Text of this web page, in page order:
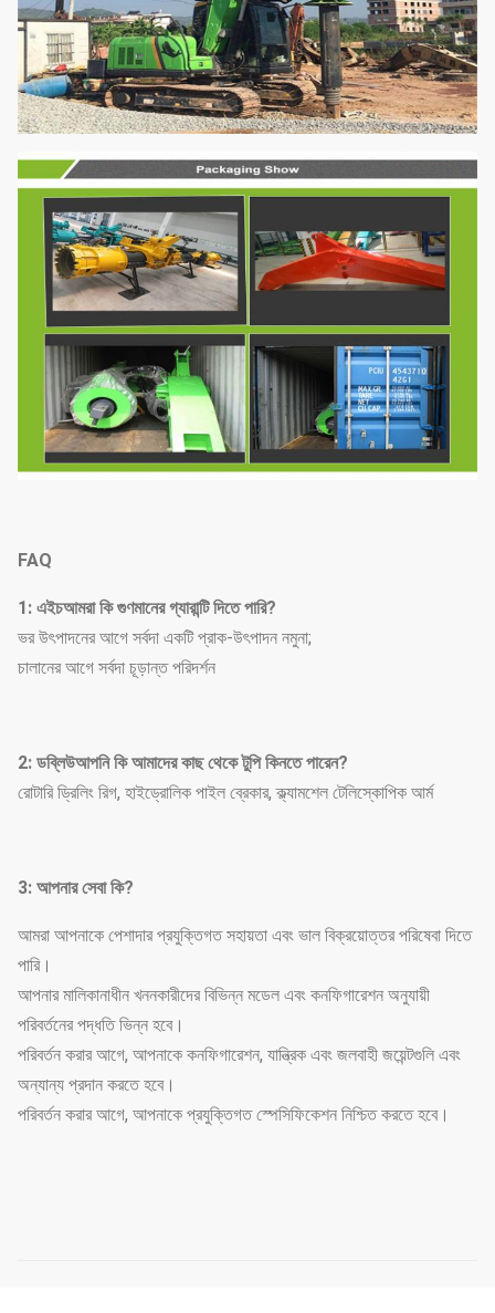
FAQ
1: এইচআমরা কি গুণমানের গ্যারান্টি দিতে পারি?
ভর উৎপাদনের আগে সর্বদা একটি প্রাক-উৎপাদন নমুনা;
চালানের আগে সর্বদা চূড়ান্ত পরিদর্শন
2: ডব্লিউআপনি কি আমাদের কাছ থেকে টুপি কিনতে পারেন?
রোটারি ড্রিলিং রিগ, হাইড্রোলিক পাইল ব্রেকার, ক্ল্যামশেল টেলিস্কোপিক আর্ম
3: আপনার সেবা কি?
আমরা আপনাকে পেশাদার প্রযুক্তিগত সহায়তা এবং ভাল বিক্রয়োত্তর পরিষেবা দিতে
পারি।
আপনার মালিকানাধীন খননকারীদের বিভিন্ন মডেল এবং কনফিগারেশন অনুযায়ী
পরিবর্তনের পদ্ধতি ভিন্ন হবে।
পরিবর্তন করার আগে, আপনাকে কনফিগারেশন, যান্ত্রিক এবং জলবাহী জয়েন্টগুলি এবং
অন্যান্য প্রদান করতে হবে।
পরিবর্তন করার আগে, আপনাকে প্রযুক্তিগত স্পেসিফিকেশন নিশ্চিত করতে হবে।